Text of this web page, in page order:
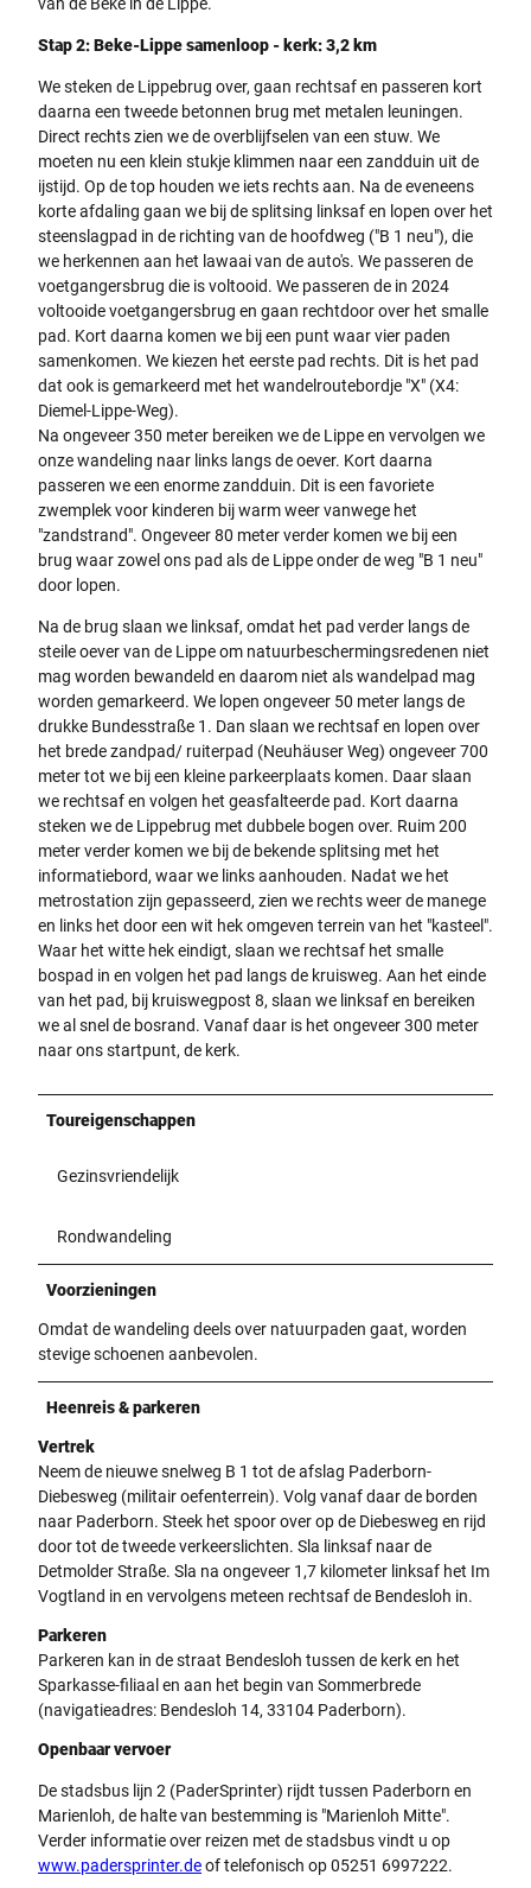
van de Beke in de Lippe.
Stap 2: Beke-Lippe samenloop - kerk: 3,2 km
We steken de Lippebrug over, gaan rechtsaf en passeren kort
daarna een tweede betonnen brug met metalen leuningen.
Direct rechts zien we de overblijfselen van een stuw. We
moeten nu een klein stukje klimmen naar een zandduin uit de
ijstijd. Op de top houden we iets rechts aan. Na de eveneens
korte afdaling gaan we bij de splitsing linksaf en lopen over het
steenslagpad in de richting van de hoofdweg ("B 1 neu"), die
we herkennen aan het lawaai van de auto's. We passeren de
voetgangersbrug die is voltooid. We passeren de in 2024
voltooide voetgangersbrug en gaan rechtdoor over het smalle
pad. Kort daarna komen we bij een punt waar vier paden
samenkomen. We kiezen het eerste pad rechts. Dit is het pad
dat ook is gemarkeerd met het wandelroutebordje "X" (X4:
Diemel-Lippe-Weg).
Na ongeveer 350 meter bereiken we de Lippe en vervolgen we
onze wandeling naar links langs de oever. Kort daarna
passeren we een enorme zandduin. Dit is een favoriete
zwemplek voor kinderen bij warm weer vanwege het
"zandstrand". Ongeveer 80 meter verder komen we bij een
brug waar zowel ons pad als de Lippe onder de weg "B 1 neu"
door lopen.
Na de brug slaan we linksaf, omdat het pad verder langs de
steile oever van de Lippe om natuurbeschermingsredenen niet
mag worden bewandeld en daarom niet als wandelpad mag
worden gemarkeerd. We lopen ongeveer 50 meter langs de
drukke Bundesstraße 1. Dan slaan we rechtsaf en lopen over
het brede zandpad/ ruiterpad (Neuhäuser Weg) ongeveer 700
meter tot we bij een kleine parkeerplaats komen. Daar slaan
we rechtsaf en volgen het geasfalteerde pad. Kort daarna
steken we de Lippebrug met dubbele bogen over. Ruim 200
meter verder komen we bij de bekende splitsing met het
informatiebord, waar we links aanhouden. Nadat we het
metrostation zijn gepasseerd, zien we rechts weer de manege
en links het door een wit hek omgeven terrein van het "kasteel".
Waar het witte hek eindigt, slaan we rechtsaf het smalle
bospad in en volgen het pad langs de kruisweg. Aan het einde
van het pad, bij kruiswegpost 8, slaan we linksaf en bereiken
we al snel de bosrand. Vanaf daar is het ongeveer 300 meter
naar ons startpunt, de kerk.
Toureigenschappen
Gezinsvriendelijk
Rondwandeling
Voorzieningen
Omdat de wandeling deels over natuurpaden gaat, worden
stevige schoenen aanbevolen.
Heenreis & parkeren
Vertrek
Neem de nieuwe snelweg B 1 tot de afslag Paderborn-
Diebesweg (militair oefenterrein). Volg vanaf daar de borden
naar Paderborn. Steek het spoor over op de Diebesweg en rijd
door tot de tweede verkeerslichten. Sla linksaf naar de
Detmolder Straße. Sla na ongeveer 1,7 kilometer linksaf het Im
Vogtland in en vervolgens meteen rechtsaf de Bendesloh in.
Parkeren
Parkeren kan in de straat Bendesloh tussen de kerk en het
Sparkasse-filiaal en aan het begin van Sommerbrede
(navigatieadres: Bendesloh 14, 33104 Paderborn).
Openbaar vervoer
De stadsbus lijn 2 (PaderSprinter) rijdt tussen Paderborn en
Marienloh, de halte van bestemming is "Marienloh Mitte".
Verder informatie over reizen met de stadsbus vindt u op
www.padersprinter.deof telefonisch op 05251 6997222.